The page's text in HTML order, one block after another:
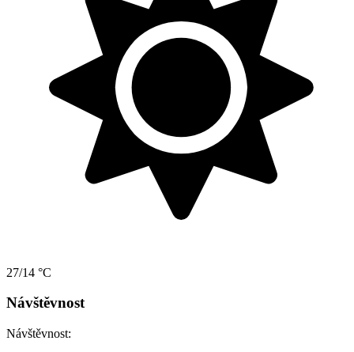
27/14 °C
Návštěvnost
Návštěvnost: